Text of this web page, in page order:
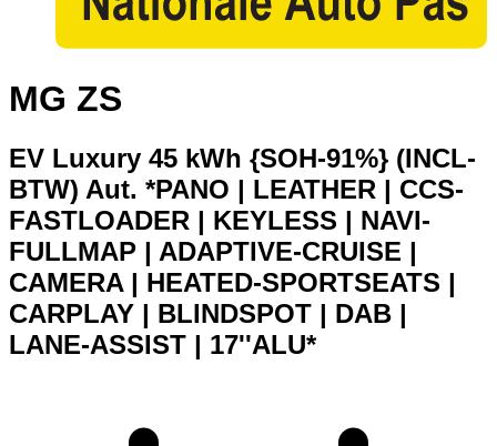
MG ZS
EV Luxury 45 kWh {SOH-91%} (INCL-
BTW) Aut. *PANO | LEATHER | CCS-
FASTLOADER | KEYLESS | NAVI-
FULLMAP | ADAPTIVE-CRUISE |
CAMERA | HEATED-SPORTSEATS |
CARPLAY | BLINDSPOT | DAB |
LANE-ASSIST | 17''ALU*